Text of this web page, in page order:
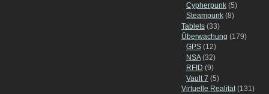
Cypherpunk (5)
Steampunk (8)
Tablets (33)
Überwachung (179)
GPS (12)
NSA(32)
RFID (9)
Vault 7 (5)
Virtuelle Realität(131)